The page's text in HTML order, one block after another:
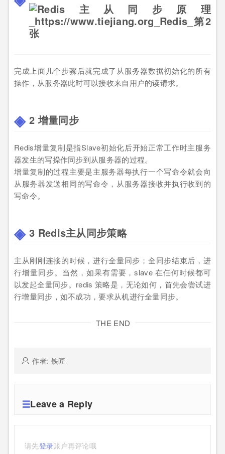
完成上面几个步骤后就完成了从服务器数据初始化的所有
操作，从服务器此时可以接收来自用户的读请求。
2 增量同步
Redis增量复制是指Slave初始化后开始正常工作时主服务
器发生的写操作同步到从服务器的过程。
增量复制的过程主要是主服务器每执行一个写命令就会向
从服务器发送相同的写命令，从服务器接收并执行收到的
写命令。
3 Redis主从同步策略
主从刚刚连接的时候，进行全量同步；全同步结束后，进
行增量同步。当然，如果有需要，slave 在任何时候都可
以发起全量同步。redis 策略是，无论如何，首先会尝试进
行增量同步，如不成功，要求从机进行全量同步。
THE END
作者: 铁匠
Leave a Reply
请先登录账户再评论哦